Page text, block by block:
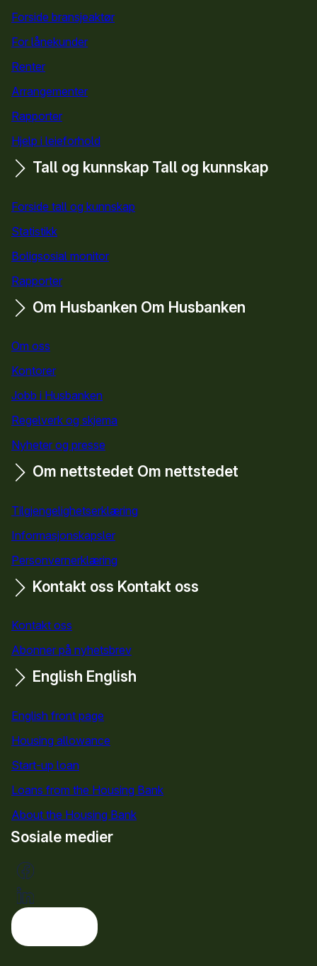
Forside bransjeaktør
For lånekunder
Renter
Arrangementer
Rapporter
Hjelp i leieforhold
Tall og kunnskap Tall og kunnskap
Forside tall og kunnskap
Statistikk
Boligsosial monitor
Rapporter
Om Husbanken Om Husbanken
Om oss
Kontorer
Jobb i Husbanken
Regelverk og skjema
Nyheter og presse
Om nettstedet Om nettstedet
Tilgjengelighetserklæring
Informasjonskapsler
Personvernerklæring
Kontakt oss Kontakt oss
Kontakt oss
Abonner på nyhetsbrev
English English
English front page
Housing allowance
Start-up loan
Loans from the Housing Bank
About the Housing Bank
Sosiale medier